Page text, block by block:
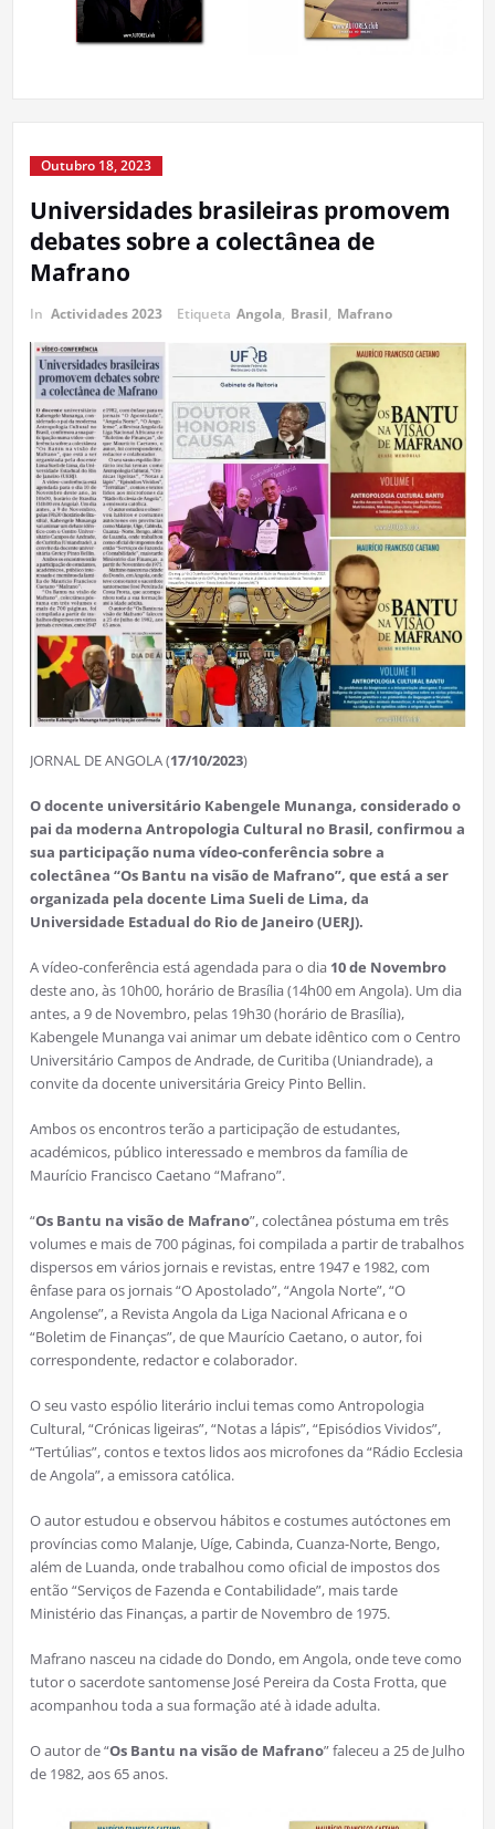
Outubro 18, 2023
Universidades brasileiras promovem
debates sobre a colectânea de
Mafrano
In Actividades 2023 Etiqueta Angola, Brasil, Mafrano
JORNAL DE ANGOLA (17/10/2023)
O docente universitário Kabengele Munanga, considerado o
pai da moderna Antropologia Cultural no Brasil, confirmou a
sua participação numa vídeo-conferência sobre a
colectânea “Os Bantu na visão de Mafrano”, que está a ser
organizada pela docente Lima Sueli de Lima, da
Universidade Estadual do Rio de Janeiro (UERJ).
A vídeo-conferência está agendada para o dia 10 de Novembro
deste ano, às 10h00, horário de Brasília (14h00 em Angola). Um dia
antes, a 9 de Novembro, pelas 19h30 (horário de Brasília),
Kabengele Munanga vai animar um debate idêntico com o Centro
Universitário Campos de Andrade, de Curitiba (Uniandrade), a
convite da docente universitária Greicy Pinto Bellin.
Ambos os encontros terão a participação de estudantes,
académicos, público interessado e membros da família de
Maurício Francisco Caetano “Mafrano”.
“Os Bantu na visão de Mafrano”, colectânea póstuma em três
volumes e mais de 700 páginas, foi compilada a partir de trabalhos
dispersos em vários jornais e revistas, entre 1947 e 1982, com
ênfase para os jornais “O Apostolado”, “Angola Norte”, “O
Angolense”, a Revista Angola da Liga Nacional Africana e o
“Boletim de Finanças”, de que Maurício Caetano, o autor, foi
correspondente, redactor e colaborador.
O seu vasto espólio literário inclui temas como Antropologia
Cultural, “Crónicas ligeiras”, “Notas a lápis”, “Episódios Vividos”,
“Tertúlias”, contos e textos lidos aos microfones da “Rádio Ecclesia
de Angola”, a emissora católica.
O autor estudou e observou hábitos e costumes autóctones em
províncias como Malanje, Uíge, Cabinda, Cuanza-Norte, Bengo,
além de Luanda, onde trabalhou como oficial de impostos dos
então “Serviços de Fazenda e Contabilidade”, mais tarde
Ministério das Finanças, a partir de Novembro de 1975.
Mafrano nasceu na cidade do Dondo, em Angola, onde teve como
tutor o sacerdote santomense José Pereira da Costa Frotta, que
acompanhou toda a sua formação até à idade adulta.
O autor de “Os Bantu na visão de Mafrano” faleceu a 25 de Julho
de 1982, aos 65 anos.